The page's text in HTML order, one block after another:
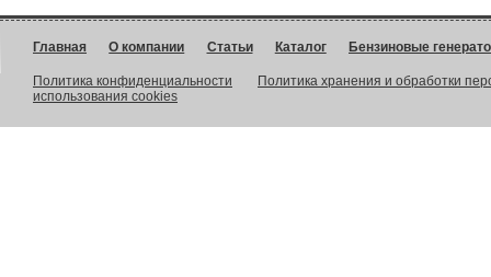
Главная О компании Статьи Каталог Бензиновые
Политика конфиденциальности
Политика хранения и обработки
использования cookies